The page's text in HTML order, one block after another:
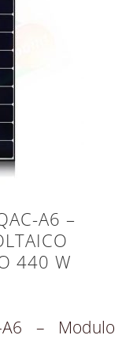
A6 –
440 W
A6 – Modulo